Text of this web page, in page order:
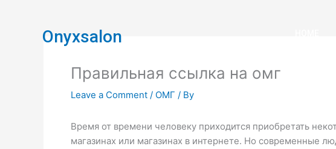
Onyxsalon
Правильная ссылка на омг
Leave a Comment / ОМГ / By
Время от времени человеку приходится приобретать
магазинах или магазинах в интернете. Но современные